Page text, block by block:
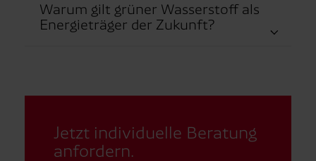
Warum gilt grüner Wasserstoff als
Energieträger der Zukunft?
Jetzt individuelle Beratung
anfordern.